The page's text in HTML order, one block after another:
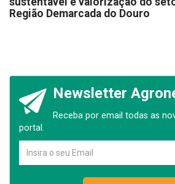
Região Demarcada do Douro
Newsletter
Receba por email todas as
portal.